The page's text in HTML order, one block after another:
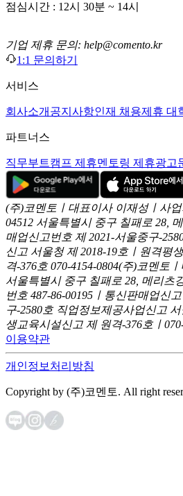
점심시간 : 12시 30분 ~ 14시
기업 제휴 문의: help@comento.kr
1:1 문의하기
서비스
회사소개 공지사항인재 채용제휴 대
파트너스
직무부트캠프 제휴멘토링 제휴광고
(주)코멘토ㅣ대표이사 이재성ㅣ사업
04512 서울특별시 중구 칠패로 28,
매업신고번호 제 2021-서울중구-
신고 서울청 제 2018-19호ㅣ원격평
격-376호 070-4154-0804(주)코멘토
서울특별시 중구 칠패로 28, 메리츠
번호 487-86-00195ㅣ통신판매업신
구-2580호 직업정보제공사업신고 서
생교육시설신고 제 원격-376호ㅣ
이용약관
개인정보처리방침
Copyright by (주)코멘토. All right